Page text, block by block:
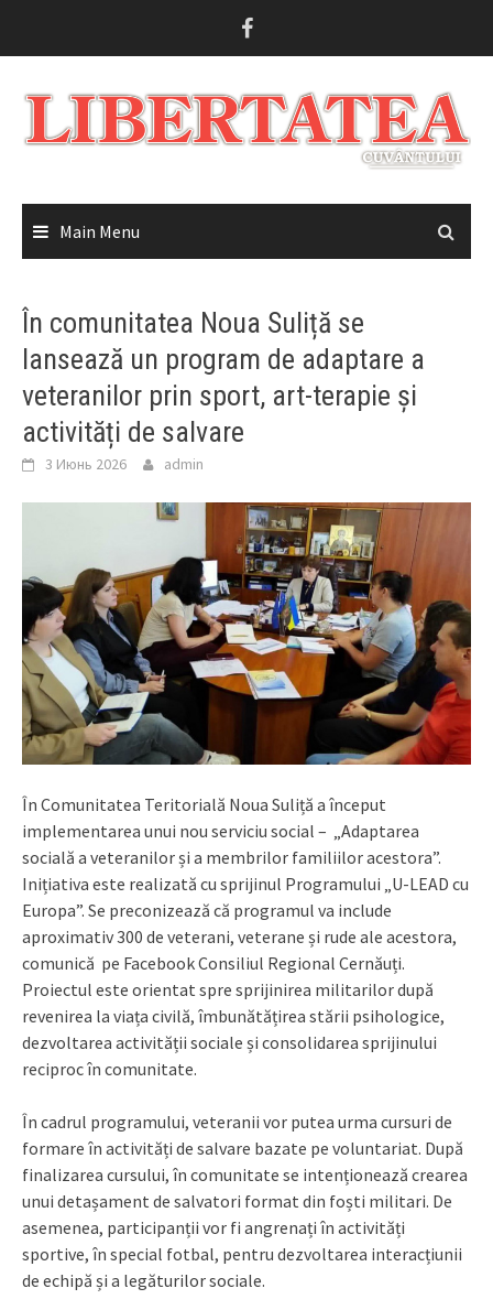
Main Menu
În comunitatea Noua Suliță se
lansează un program de adaptare a
veteranilor prin sport, art-terapie și
activități de salvare
3 Июнь 2026 admin
În Comunitatea Teritorială Noua Suliță a început
implementarea unui nou serviciu social – „Adaptarea
socială a veteranilor și a membrilor familiilor acestora”.
Inițiativa este realizată cu sprijinul Programului „U-LEAD cu
Europa”. Se preconizează că programul va include
aproximativ 300 de veterani, veterane și rude ale acestora,
comunică pe Facebook Consiliul Regional Cernăuți.
Proiectul este orientat spre sprijinirea militarilor după
revenirea la viața civilă, îmbunătățirea stării psihologice,
dezvoltarea activității sociale și consolidarea sprijinului
reciproc în comunitate.
În cadrul programului, veteranii vor putea urma cursuri de
formare în activități de salvare bazate pe voluntariat. După
finalizarea cursului, în comunitate se intenționează crearea
unui detașament de salvatori format din foști militari. De
asemenea, participanții vor fi angrenați în activități
sportive, în special fotbal, pentru dezvoltarea interacțiunii
de echipă și a legăturilor sociale.